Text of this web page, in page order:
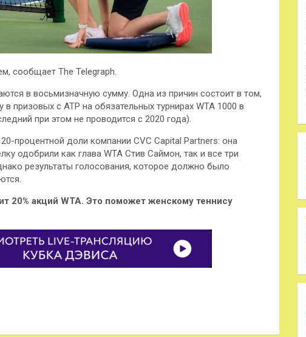
сообщает The Telegraph.
в восьмизначную сумму . Одна из причин состоит в том,
призовых с ATP на обязательных турнирах WTA 1000 в
при этом не проводится с 2020 года).
процентной доли компании CVC Capital Partners: она
одобрили как глава WTA Стив Саймон, так и все три
результаты голосования, которое должно было
20% акций WTA. Это поможет женскому теннису